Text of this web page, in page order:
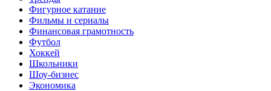
Фигурное катание
Фильмы и сериалы
Финансовая грамотность
Футбол
Хоккей
Школьники
Шоу-бизнес
Экономика